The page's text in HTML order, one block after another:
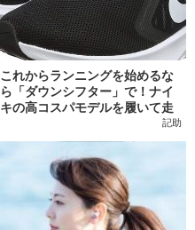
これからランニングを始めるな
ら「ダウンシフター」で！ナイ
キの高コスパモデルを履いて走
記助